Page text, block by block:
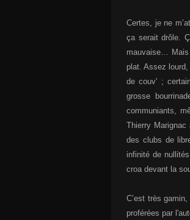
Certes, je ne
ça serait drôle.
mauvaise… Mais
plat. Assez
de couv' ;
grosse
communiants,
Thierry Marignac
des clubs de
infinité de
croa devant la
C’est très
proférées par